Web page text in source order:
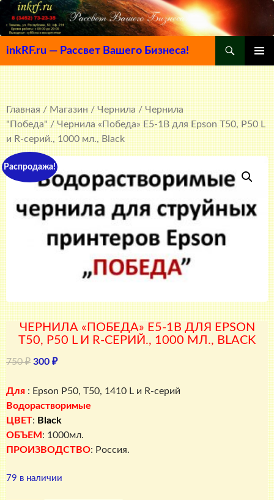
inkRF.ru — Рассвет Вашего Бизнеса!
МЕНЮ
К
СОДЕРЖИМОМУ
Главная/Магазин/Чернила/Чернила
"Победа"/ Чернила «Победа» E5-1B для Epson T50, P50 L
и R-серий., 1000 мл., Black
Распродажа!
ЧЕРНИЛА «ПОБЕДА» E5-1B ДЛЯ EPSON
T50, P50 L И R-СЕРИЙ., 1000 МЛ., BLACK
750₽ Первоначальная
составляла
750 ₽.
300 ₽Текущая
300 ₽.
Для : Epson P50, T50, 1410 L и R-серий
Водорастворимые
ЦВЕТ: Black
ОБЪЕМ : 1000мл.
ПРОИЗВОДСТВО: Россия.
79 в наличии